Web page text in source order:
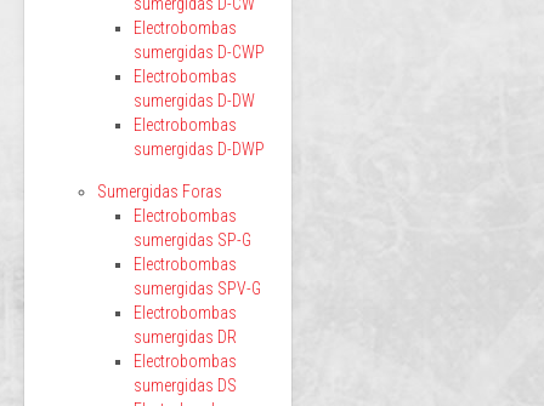
Electrobombas
sumergidas D-CWP
Electrobombas
sumergidas D-DW
Electrobombas
sumergidas D-DWP
Sumergidas Foras
Electrobombas
sumergidas SP-G
Electrobombas
sumergidas SPV-G
Electrobombas
sumergidas DR
Electrobombas
sumergidas DS